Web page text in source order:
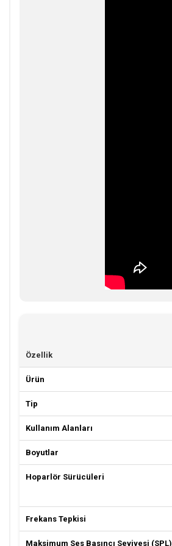
Özellik
Ürün
Tip
Kullanım Alanları
Boyutlar
Hoparlör Sürücüleri
Frekans Tepkisi
Maksimum Ses Basıncı Seviyesi (SPL)